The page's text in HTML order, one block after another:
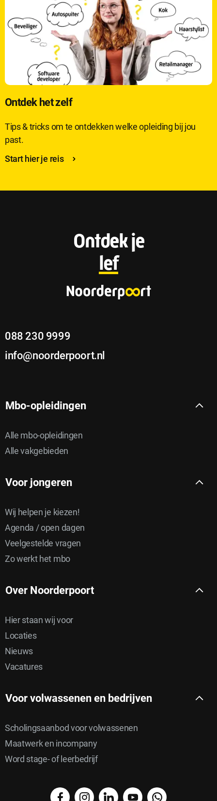
Ontdek het zelf
Tips & tricks om te ontdekken welke opleiding bij jou
past.
Start hier je reis
F
o
o
Ontdek je
lef
088 230 9999
info@noorderpoort.nl
Mbo-opleidingen
Alle mbo-opleidingen
Alle vakgebieden
Voor jongeren
Wij helpen je kiezen!
Agenda / open dagen
Veelgestelde vragen
Zo werkt het mbo
Over Noorderpoort
Hier staan wij voor
Locaties
Nieuws
Vacatures
Voor volwassenen en bedrijven
Scholingsaanbod voor volwassenen
Maatwerk en incompany
Word stage- of leerbedrijf